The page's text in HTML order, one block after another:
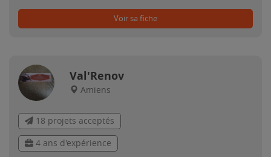
Voir sa fiche
Val'Renov
Amiens
18 projets acceptés
4 ans d'expérience